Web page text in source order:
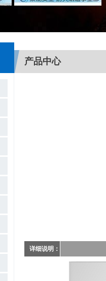
产品中心
详细说明：